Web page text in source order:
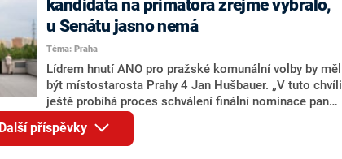
jméno premiéra Andreje Babiše (ANO). Jak moc je
pravděpodobné, že se v prezidentských volbách 2028
bude znovu opakovat souboj z roku 2023?
kandidáta na primátora zřejmě vybralo,
u Senátu jasno nemá
Téma: Praha
Lídrem hnutí ANO pro pražské komunální volby by měl
být místostarosta Prahy 4 Jan Hušbauer. „V tuto chvíli
ještě probíhá proces schválení finální nominace pana
Jana Hušbauera Výborem hnutí ANO,“ uvedl pro
redakci místopředseda pražského ANO Martin
Benkovič. O Hušbauerovi se spekulovalo jako o
Další příspěvky